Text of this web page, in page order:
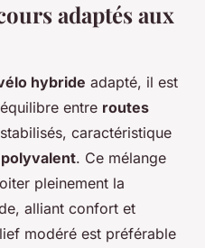
adaptés aux
hybride adapté, il est
entre routes
caractéristique
. Ce mélange
pleinement la
alliant confort et
modéré est préférable